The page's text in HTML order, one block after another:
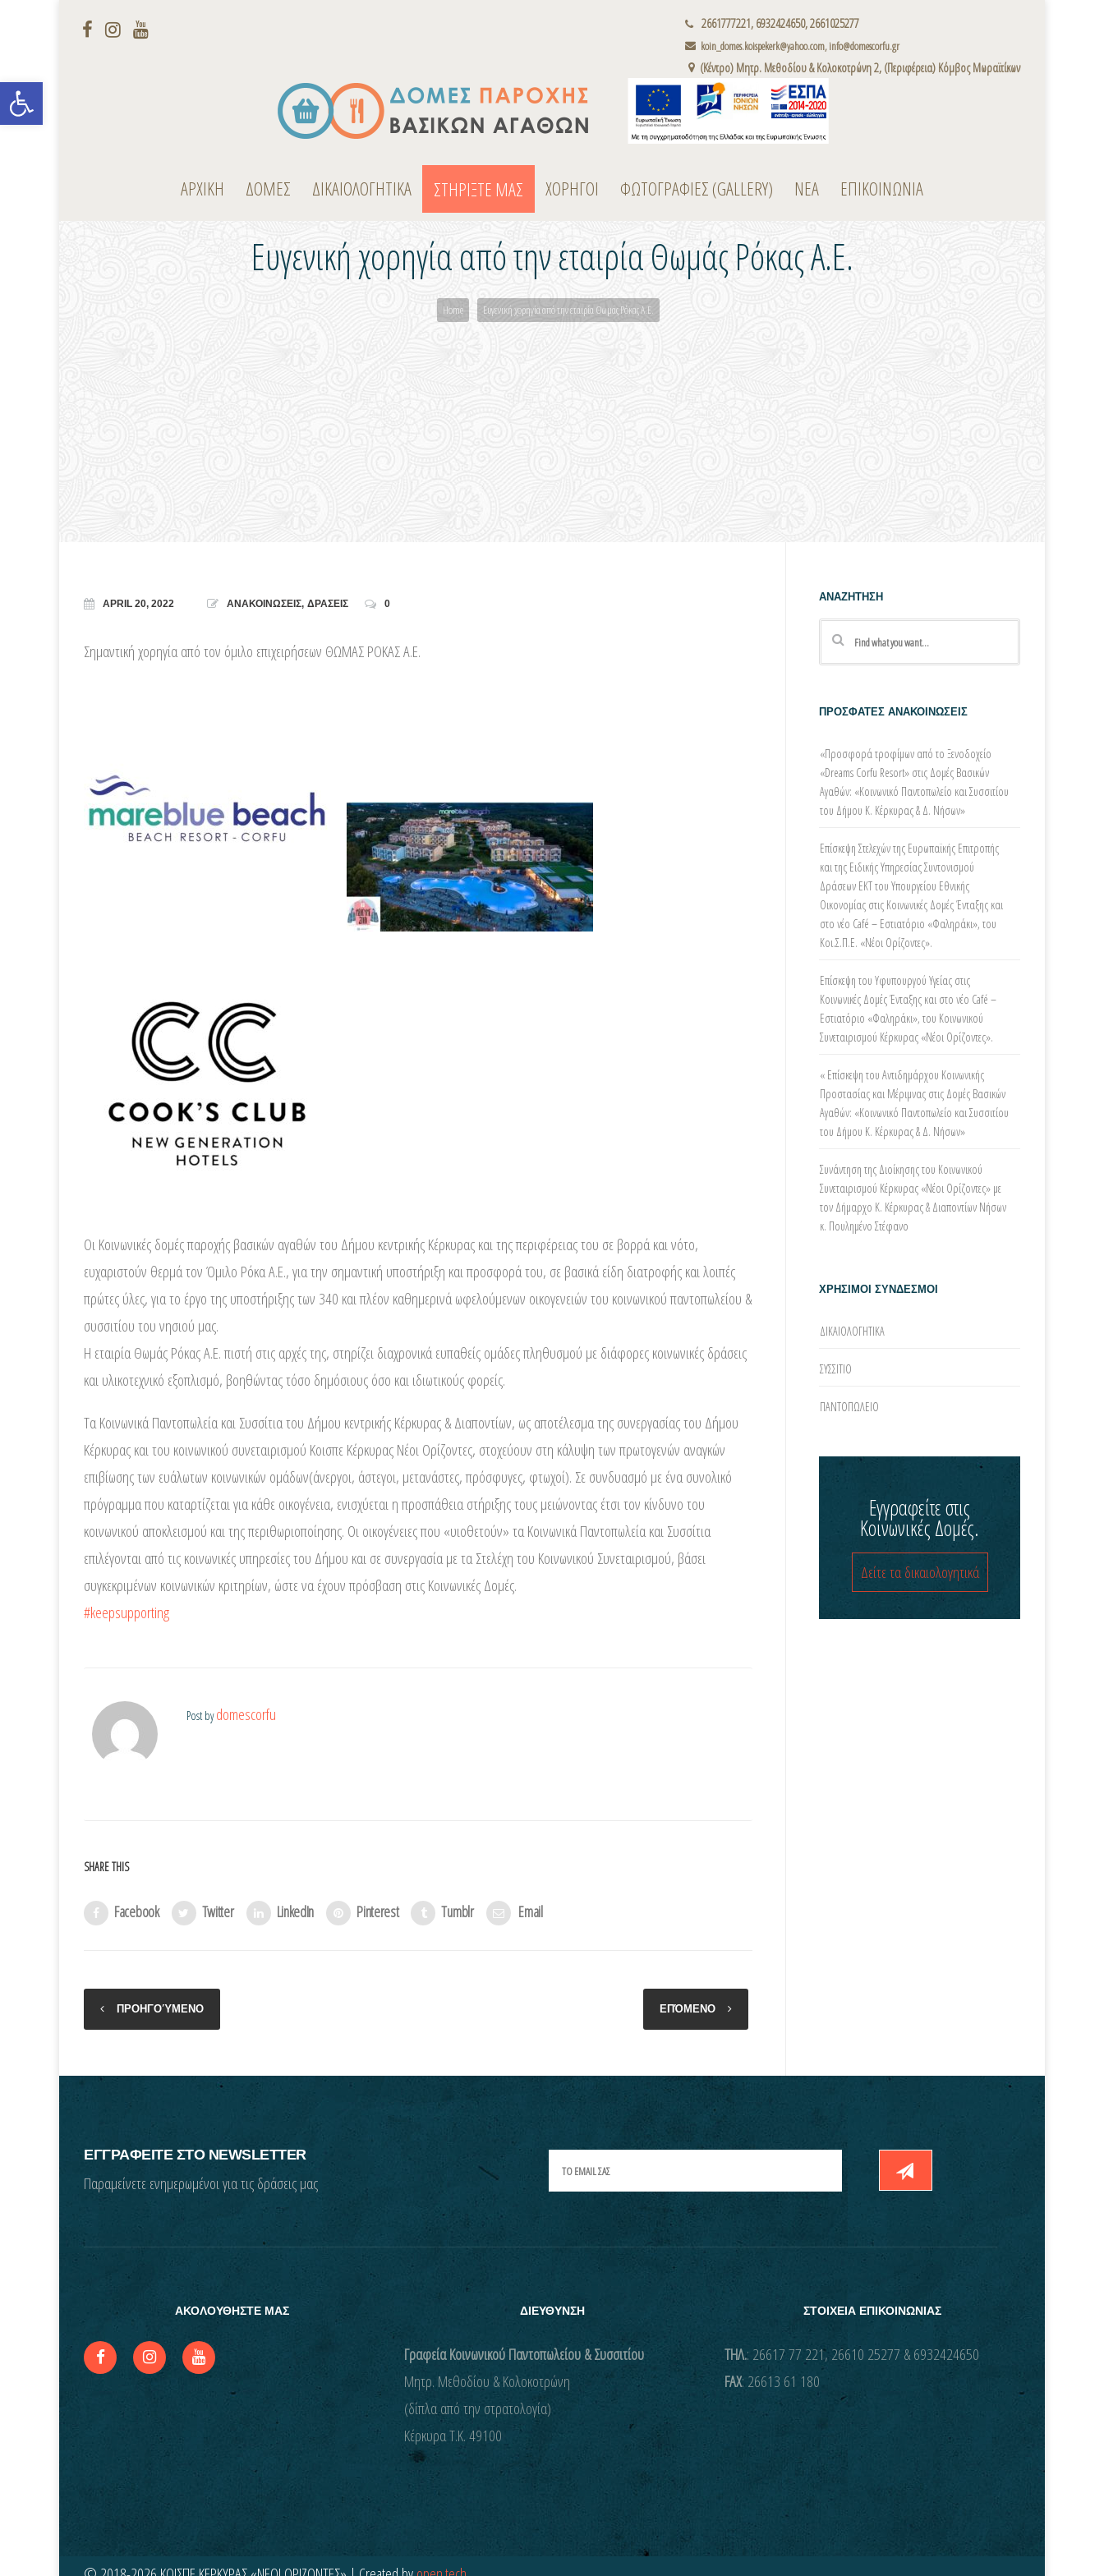
Open toolbar
2661777221, 6932424650, 2661025277
koin_domes.koispekerk@yahoo.com, info@domescorfu.gr
(Κέντρο) Μητρ. Μεθοδίου & Κολοκοτρώνη 2, (Περιφέρεια) Κόμβος Μωραϊτίκων
ΑΡΧΙΚΗ ΔΟΜΕΣ ΔΙΚΑΙΟΛΟΓΗΤΙΚΑ ΣΤΗΡΙΞΤΕ ΜΑΣ ΧΟΡΗΓΟΙ ΦΩΤΟΓΡΑΦΙΕΣ (GALLERY) ΝΕΑ ΕΠΙΚΟΙΝΩΝΙΑ
Ευγενική χορηγία από την εταιρία Θωμάς Ρόκας Α.Ε.
Home Ευγενική χορηγία από την εταιρία Θωμάς Ρόκας Α.Ε.
APRIL 20, 2022 ΑΝΑΚΟΙΝΩΣΕΙΣ, ΔΡΑΣΕΙΣ 0
Σημαντική χορηγία από τον όμιλο επιχειρήσεων ΘΩΜΑΣ ΡΟΚΑΣ Α.Ε.
Οι Κοινωνικές δομές παροχής βασικών αγαθών του Δήμου κεντρικής Κέρκυρας και της περιφέρειας του σε βορρά και νότο,
ευχαριστούν θερμά τον Όμιλο Ρόκα Α.Ε., για την σημαντική υποστήριξη και προσφορά του, σε βασικά είδη διατροφής και λοιπές
πρώτες ύλες, για το έργο της υποστήριξης των 340 και πλέον καθημερινά ωφελούμενων οικογενειών του κοινωνικού παντοπωλείου &
συσσιτίου του νησιού μας.
Η εταιρία Θωμάς Ρόκας Α.Ε. πιστή στις αρχές της, στηρίζει διαχρονικά ευπαθείς ομάδες πληθυσμού με διάφορες κοινωνικές δράσεις
και υλικοτεχνικό εξοπλισμό, βοηθώντας τόσο δημόσιους όσο και ιδιωτικούς φορείς.
Τα Κοινωνικά Παντοπωλεία και Συσσίτια του Δήμου κεντρικής Κέρκυρας & Διαποντίων, ως αποτέλεσμα της συνεργασίας του Δήμου
Κέρκυρας και του κοινωνικού συνεταιρισμού Κοισπε Κέρκυρας Νέοι Ορίζοντες, στοχεύουν στη κάλυψη των πρωτογενών αναγκών
επιβίωσης των ευάλωτων κοινωνικών ομάδων(άνεργοι, άστεγοι, μετανάστες, πρόσφυγες, φτωχοί). Σε συνδυασμό με ένα συνολικό
πρόγραμμα που καταρτίζεται για κάθε οικογένεια, ενισχύεται η προσπάθεια στήριξης τους μειώνοντας έτσι τον κίνδυνο του
κοινωνικού αποκλεισμού και της περιθωριοποίησης. Οι οικογένειες που «υιοθετούν» τα Κοινωνικά Παντοπωλεία και Συσσίτια
επιλέγονται από τις κοινωνικές υπηρεσίες του Δήμου και σε συνεργασία με τα Στελέχη του Κοινωνικού Συνεταιρισμού, βάσει
συγκεκριμένων κοινωνικών κριτηρίων, ώστε να έχουν πρόσβαση στις Κοινωνικές Δομές.
#keepsupporting
Post bydomescorfu
SHARE THIS
Facebook Twitter LinkedIn Pinterest Tumblr Email
ΠΡΟΗΓΟΎΜΕΝΟ ΕΠΌΜΕΝΟ
ΑΝΑΖΗΤΗΣΗ
ΠΡΟΣΦΑΤΕΣ ΑΝΑΚΟΙΝΩΣΕΙΣ
«Προσφορά τροφίμων από τo Ξενοδοχείο
«Dreams Corfu Resort» στις Δομές Βασικών
Αγαθών: «Κοινωνικό Παντοπωλείο και Συσσιτίου
του Δήμου Κ. Κέρκυρας & Δ. Νήσων»
Επίσκεψη Στελεχών της Ευρωπαϊκής Επιτροπής
και της Ειδικής Υπηρεσίας Συντονισμού
Δράσεων ΕΚΤ του Υπουργείου Εθνικής
Οικονομίας στις Κοινωνικές Δομές Ένταξης και
στο νέο Café – Εστιατόριο «Φαληράκι», του
Κοι.Σ.Π.Ε. «Νέοι Ορίζοντες».
Επίσκεψη του Υφυπουργού Υγείας στις
Κοινωνικές Δομές Ένταξης και στο νέο Café –
Εστιατόριο «Φαληράκι», του Κοινωνικού
Συνεταιρισμού Κέρκυρας «Νέοι Ορίζοντες».
« Επίσκεψη του Αντιδημάρχου Κοινωνικής
Προστασίας και Μέριμνας στις Δομές Βασικών
Αγαθών: «Κοινωνικό Παντοπωλείο και Συσσιτίου
του Δήμου Κ. Κέρκυρας & Δ. Νήσων»
Συνάντηση της Διοίκησης του Κοινωνικού
Συνεταιρισμού Κέρκυρας «Νέοι Ορίζοντες» με
τον Δήμαρχο Κ. Κέρκυρας & Διαποντίων Νήσων
κ. Πουλημένο Στέφανο
ΧΡΗΣΙΜΟΙ ΣΥΝΔΕΣΜΟΙ
ΔΙΚΑΙΟΛΟΓΗΤΙΚΑ
ΣΥΣΣΙΤΙΟ
ΠΑΝΤΟΠΩΛΕΙΟ
Εγγραφείτε στις
Κοινωνικές Δομές.
Δείτε τα δικαιολογητικά
ΕΓΓΡΑΦΕΙΤΕ ΣΤΟ NEWSLETTER
Παραμείνετε ενημερωμένοι για τις δράσεις μας
ΑΚΟΛΟΥΘΗΣΤΕ ΜΑΣ ΔΙΕΥΘΥΝΣΗ
Γραφεία Κοινωνικού Παντοπωλείου & Συσσιτίου
Μητρ. Μεθοδίου & Κολοκοτρώνη
(δίπλα από την στρατολογία)
Kέρκυρα Τ.Κ. 49100
ΣΤΟΙΧΕΙΑ ΕΠΙΚΟΙΝΩΝΙΑΣ
ΤΗΛ.: 26617 77 221, 26610 25277 & 6932424650
FAX: 26613 61 180